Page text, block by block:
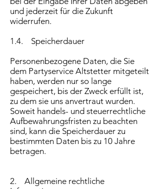
und jederzeit für die Zukunft
widerrufen.
1.4. Speicherdauer
Personenbezogene Daten, die Sie
dem Partyservice Altstetter mitgeteilt
haben, werden nur so lange
gespeichert, bis der Zweck erfüllt ist,
zu dem sie uns anvertraut wurden.
Soweit handels- und steuerrechtliche
Aufbewahrungsfristen zu beachten
sind, kann die Speicherdauer zu
bestimmten Daten bis zu 10 Jahre
betragen.
2. Allgemeine rechtliche